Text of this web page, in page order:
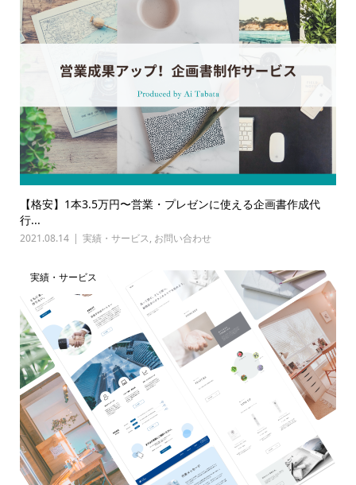
【格安】1本3.5万円〜営業・プレゼンに使える企画書作成代
行...
2021.08.14 実績・サービス, お問い合わせ
実績・サービス